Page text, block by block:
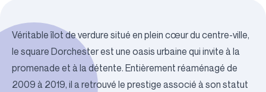
Véritable îlot de verdure situé en plein cœur du centre-ville,
le square Dorchester est une oasis urbaine qui invite à la
promenade et à la détente. Entièrement réaménagé de
2009 à 2019, il a retrouvé le prestige associé à son statut